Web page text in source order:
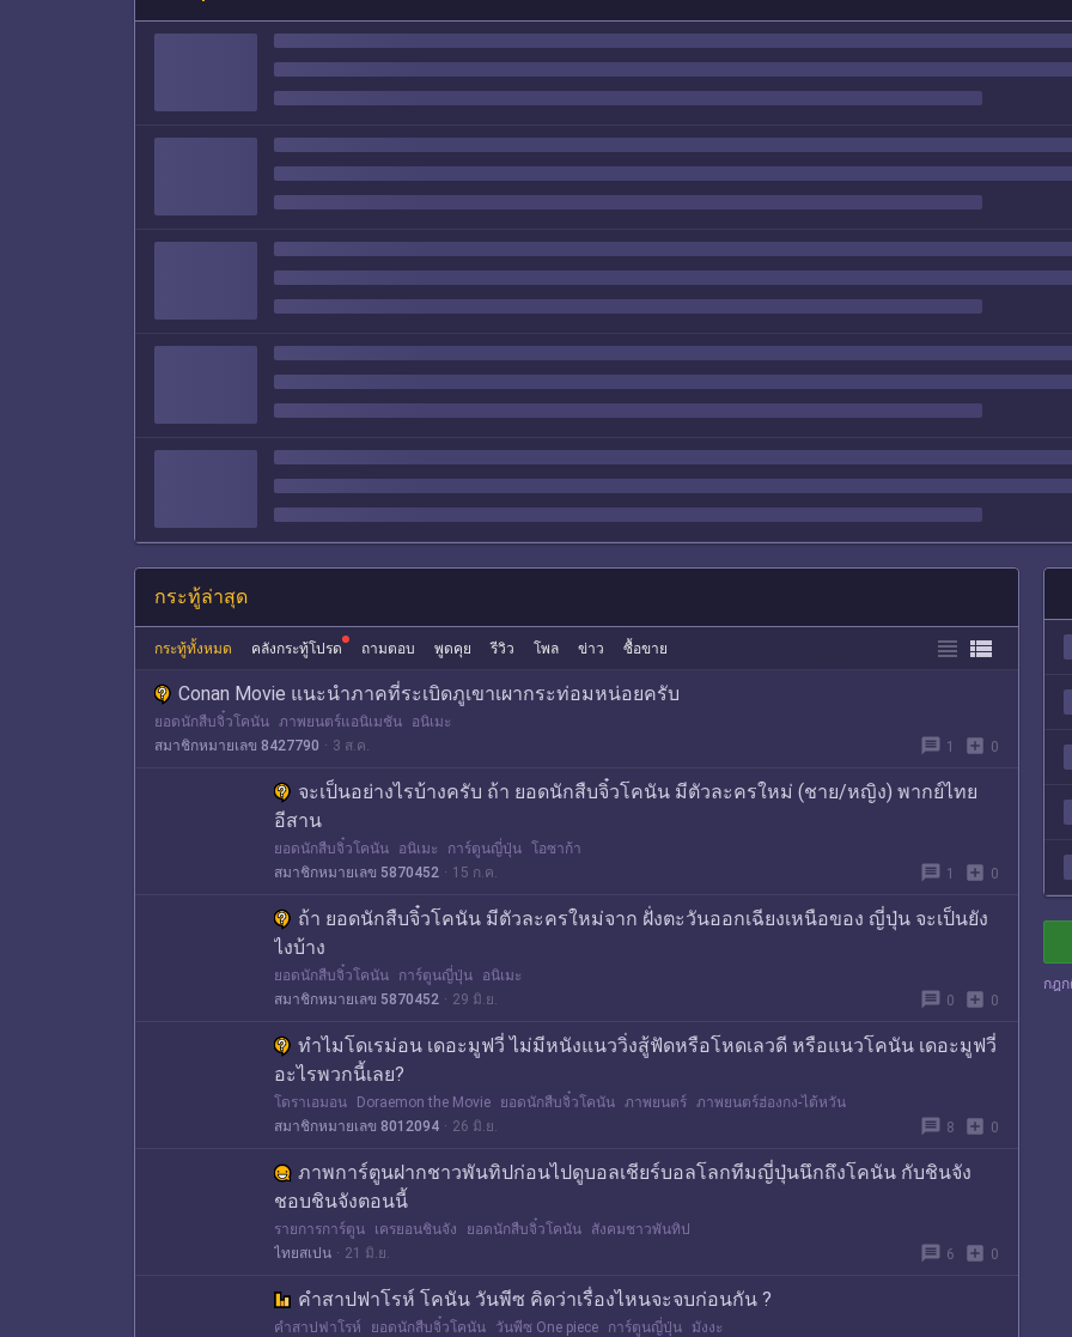
กระทู้ล่าสุด
กระทู้ทั้งหมด คลังกระทู้โปรด ถามตอบ พูดคุย รีวิว โพล ข่าว ซื้อขาย  
Conan Movie แนะนำภาคที่ระเบิดภูเขาเผากระท่อมหน่อยครับ
ยอดนักสืบจิ๋วโคนัน ภาพยนตร์แอนิเมชัน
อนิเมะ
สมาชิกหมายเลข 8427790
3 ส.ค. message 1 add_box 0
จะเป็นอย่างไรบ้างครับ ถ้า ยอดนักสืบจิ๋วโคนัน มีตัวละครใหม่ (ชาย/หญิง) พากย์ไทย
อีสาน
ยอดนักสืบจิ๋วโคนัน อนิเมะ การ์ตูนญี่ปุ่น โอซาก้า
สมาชิกหมายเลข 5870452
15 ก.ค. message 1 add_box 0
ถ้า ยอดนักสืบจิ๋วโคนัน มีตัวละครใหม่จาก ฝั่งตะวันออกเฉียงเหนือของ ญี่ปุ่น จะเป็นยัง
ไงบ้าง
ยอดนักสืบจิ๋วโคนัน การ์ตูนญี่ปุ่น
อนิเมะ
สมาชิกหมายเลข 5870452
29 มิ.ย. message 0 add_box 0
ทำไมโดเรม่อน เดอะมูฟวี่ ไม่มีหนังแนววิ่งสู้ฟัดหรือโหดเลวดี หรือแนวโคนัน เดอะมูฟวี่
อะไรพวกนี้เลย?
โดราเอมอน Doraemon the Movie ยอดนักสืบจิ๋วโคนัน ภาพยนตร์ ภาพยนตร์ฮ่องกง-ไต้หวัน
สมาชิกหมายเลข 8012094
26 มิ.ย. message 8 add_box 0
ภาพการ์ตูนฝากชาวพันทิปก่อนไปดูบอลเชียร์บอลโลกทีมญี่ปุ่นนึกถึงโคนัน กับชินจัง
ชอบชินจังตอนนี้
รายการการ์ตูน เครยอนชินจัง ยอดนักสืบจิ๋วโคนัน
สังคมชาวพันทิป
ไทยสเปน
21 มิ.ย. message 6 add_box 0
คำสาปฟาโรห์ โคนัน วันพีซ คิดว่าเรื่องไหนจะจบก่อนกัน ?
คำสาปฟาโรห์ ยอดนักสืบจิ๋วโคนัน วันพีซ One piece การ์ตูนญี่ปุ่น
มังงะ
กฎ